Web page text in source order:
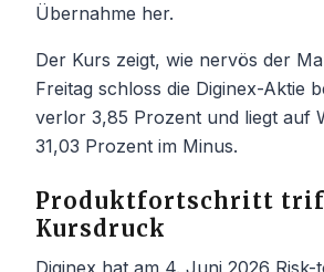
Übernahme her.
Der Kurs zeigt, wie nervös der
Freitag schloss die Diginex-Aktie
verlor 3,85 Prozent und liegt auf
31,03 Prozent im Minus.
Produktfortschritt
Kursdruck
Diginex hat am 4. Juni 2026 Risk-